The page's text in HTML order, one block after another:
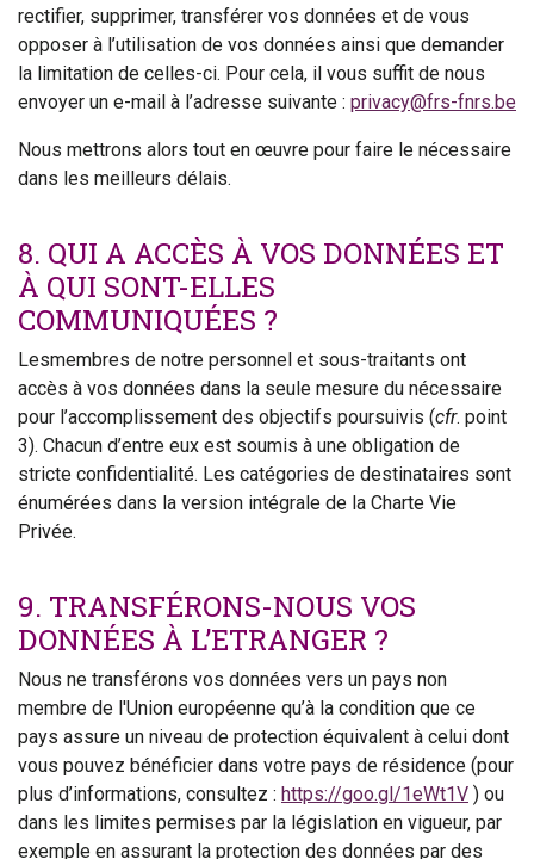
rectifier, supprimer, transférer vos données et de vous
opposer à l’utilisation de vos données ainsi que demander
la limitation de celles-ci. Pour cela, il vous suffit de nous
envoyer un e-mail à l’adresse suivante : privacy@frs-fnrs.be
Nous mettrons alors tout en œuvre pour faire le nécessaire
dans les meilleurs délais.
8. QUI A ACCÈS À VOS DONNÉES ET
À QUI SONT-ELLES
COMMUNIQUÉES ?
Lesmembres de notre personnel et sous-traitants ont
accès à vos données dans la seule mesure du nécessaire
pour l’accomplissement des objectifs poursuivis (cfr. point
3). Chacun d’entre eux est soumis à une obligation de
stricte confidentialité. Les catégories de destinataires sont
énumérées dans la version intégrale de la Charte Vie
Privée.
9. TRANSFÉRONS-NOUS VOS
DONNÉES À L’ETRANGER ?
Nous ne transférons vos données vers un pays non
membre de l'Union européenne qu’à la condition que ce
pays assure un niveau de protection équivalent à celui dont
vous pouvez bénéficier dans votre pays de résidence (pour
plus d’informations, consultez : https://goo.gl/1eWt1V ) ou
dans les limites permises par la législation en vigueur, par
exemple en assurant la protection des données par des